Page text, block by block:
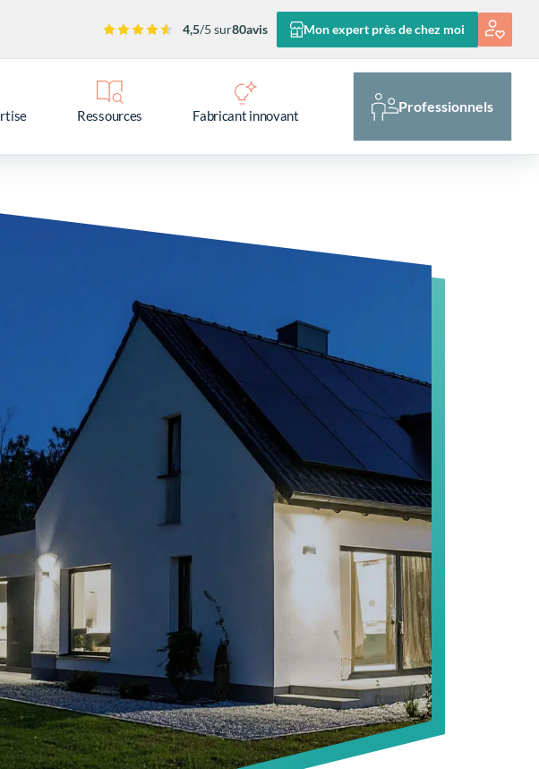
4,5/5 sur80avis Mon expert près de chez moi
Ressources Fabricant innovant
Professionnels